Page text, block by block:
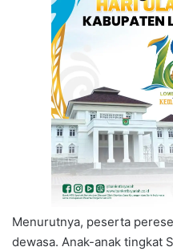
Menurutnya, peserta
dewasa. Anak-anak tingkat